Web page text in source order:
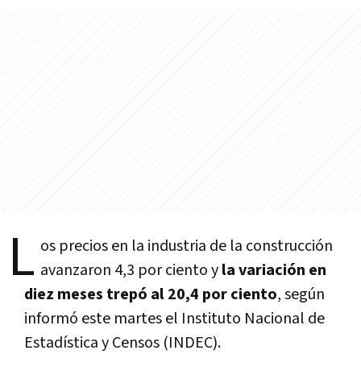
L os precios en la industria de la construcción
avanzaron 4,3 por ciento yla variación en
diez meses trepó al 20,4 por ciento, según
informó este martes el Instituto Nacional de
Estadí­stica y Censos (INDEC).